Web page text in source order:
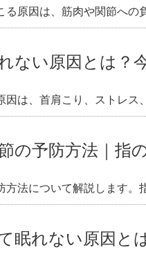
る原因は、筋肉や関節へ
ない原因とは？
因は、首肩こり、ストレ
の予防方法｜指
方法について解説します
眠れない原因と